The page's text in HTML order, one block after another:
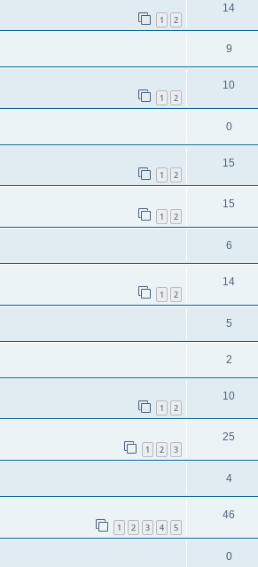
1 2
14
9
1 2
10
0
1 2
15
1 2
15
6
1 2
14
5
2
1 2
10
1 2 3
25
4
1 2 3 4 5
46
0